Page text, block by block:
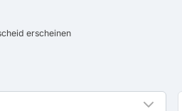
erscheinen